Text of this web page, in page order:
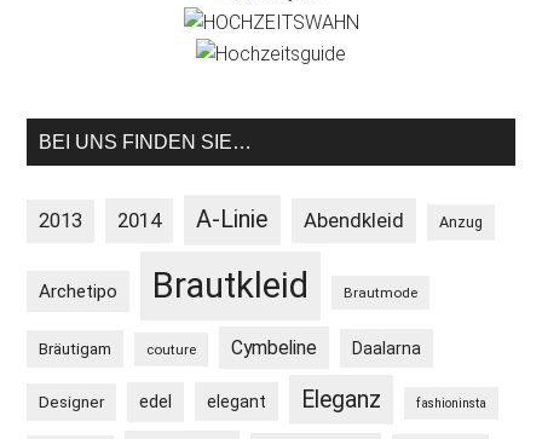
BEI UNS FINDEN SIE…
2013 2014 A-Linie Abendkleid Anzug
Archetipo Brautkleid Brautmode
Bräutigam couture Cymbeline Daalarna
Designer edel elegant Eleganz fashioninsta